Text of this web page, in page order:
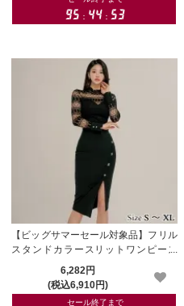
【ビッグサマーセール対象品】フリル
スタンドカラースリットワンピース
(キャバドレス・CABARETDRESS)
6,282円
(税込6,910円)